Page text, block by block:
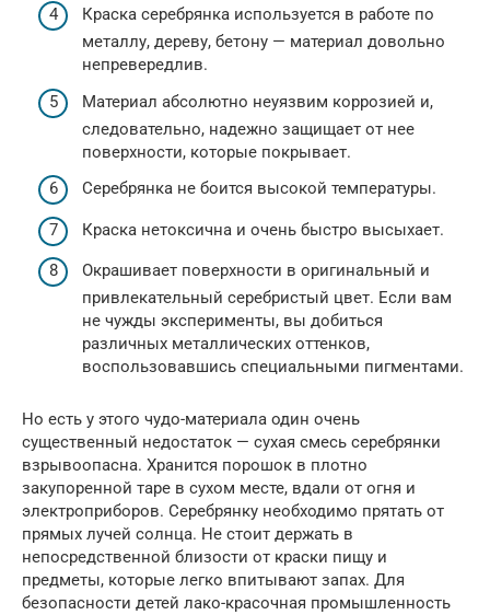
Краска серебрянка используется в работе по
металлу, дереву, бетону — материал довольно
непревередлив.
Материал абсолютно неуязвим коррозией и,
следовательно, надежно защищает от нее
поверхности, которые покрывает.
Серебрянка не боится высокой температуры.
Краска нетоксична и очень быстро высыхает.
Окрашивает поверхности в оригинальный и
привлекательный серебристый цвет. Если вам
не чужды эксперименты, вы добиться
различных металлических оттенков,
воспользовавшись специальными пигментами.
Но есть у этого чудо-материала один очень
существенный недостаток — сухая смесь серебрянки
взрывоопасна. Хранится порошок в плотно
закупоренной таре в сухом месте, вдали от огня и
электроприборов. Серебрянку необходимо прятать от
прямых лучей солнца. Не стоит держать в
непосредственной близости от краски пищу и
предметы, которые легко впитывают запах. Для
безопасности детей лако-красочная промышленность